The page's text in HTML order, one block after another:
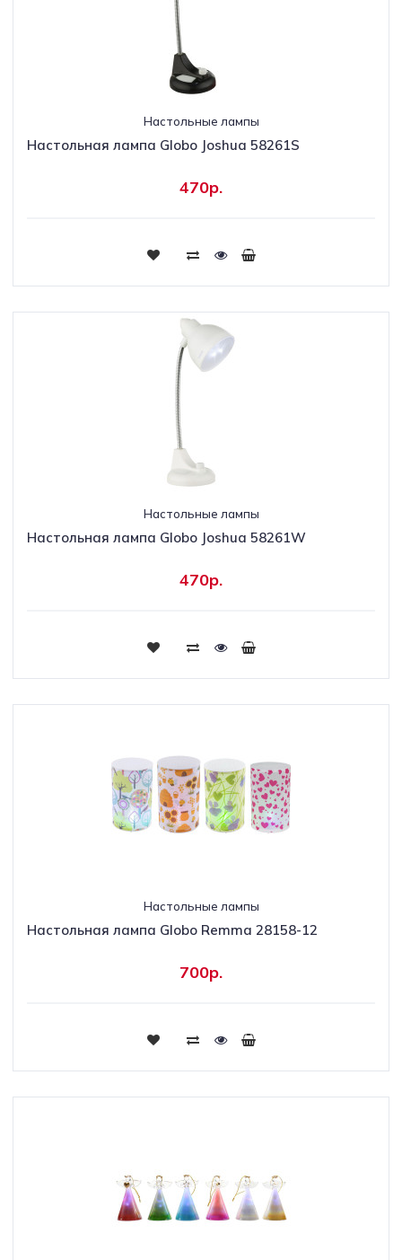
Настольные лампы
Настольная лампа Globo Joshua 58261S
470р.
Настольные лампы
Настольная лампа Globo Joshua 58261W
470р.
Настольные лампы
Настольная лампа Globo Remma 28158-12
700р.